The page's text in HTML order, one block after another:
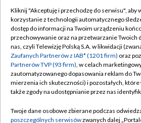
TVP
Abonament TVP
Emisja w TVP
Centrum informacji TVP
Naziemna Telewizja Cyfrowa
Rada Programowa
Regulamin
Polityka
Moje zgody
Pomoc
Kontakt
Kliknij "Akceptuję i przechodzę do serwisu", aby
korzystanie z technologii automatycznego
dostęp do informacji na Twoim urządzeniu
przechowywanie oraz na przetwarzanie Twoich
nas, czyli Telewizję Polską S.A. w likwidacji
Zaufanych Partnerów z IAB* (1201 firm) oraz
Partnerów TVP (93 firm), w celach
zautomatyzowanego dopasowania reklam do
mierzenia ich skuteczności) i pozostałych,
także zgody na udostępnianie przez nas
Twoje dane osobowe zbierane podczas
poszczególnych serwisówzwanych dalej